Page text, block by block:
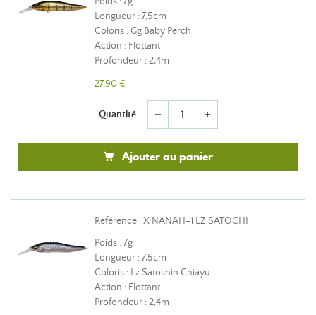
Longueur : 7,5cm
Coloris : Gg Baby Perch
Action : Flottant
Profondeur : 2,4m
27,90 €
Quantité remove add
Ajouter au panier
Référence : X NANAH+1 LZ SATOCHI
Poids : 7g
Longueur : 7,5cm
Coloris : Lz Satoshin Chiayu
Action : Flottant
Profondeur : 2,4m